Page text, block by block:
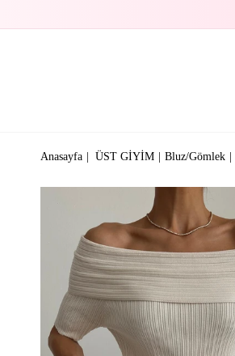
Anasayfa ÜST GİYİM Bluz/Gömlek